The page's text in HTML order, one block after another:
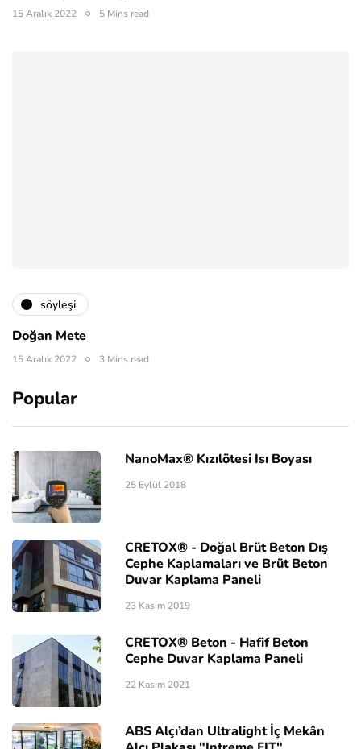
15 Aralık 2022 5 Mins read
söyleşi
Doğan Mete
15 Aralık 2022 3 Mins read
Popular
NanoMax® Kızılötesi Isı Boyası
25 Eylül 2018
CRETOX® - Doğal Brüt Beton Dış
Cephe Kaplamaları ve Brüt Beton
Duvar Kaplama Paneli
23 Kasım 2019
CRETOX® Beton - Hafif Beton
Cephe Duvar Kaplama Paneli
22 Kasım 2021
ABS Alçı’dan Ultralight İç Mekân